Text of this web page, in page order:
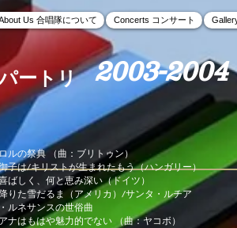
Us 合唱隊について Concerts コンサート
ートリ
2003-2004
ルの祭典 （曲：ブリトゥン）
子は/キリストが生まれたもう（ハンガリー）
く、何と恵み深い（ドイツ）
雪だるま（アメリカ）/サンタ・ルチア
ルネサンスの世俗曲
はもはや魅力的でない （曲：ヤコボ）